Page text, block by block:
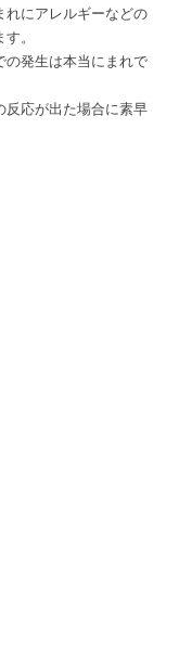
れにアレルギーなどの
。
の発生は本当にまれで
反応が出た場合に素早